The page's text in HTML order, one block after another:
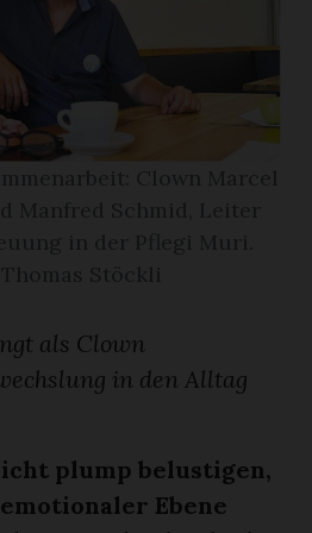
als Clown
in den Alltag
plump belustigen,
Ebene